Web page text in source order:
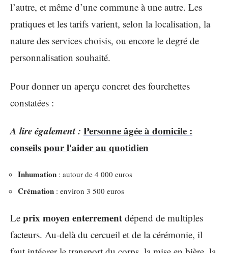
l’autre, et même d’une commune à une autre. Les
pratiques et les tarifs varient, selon la localisation, la
nature des services choisis, ou encore le degré de
personnalisation souhaité.
Pour donner un aperçu concret des fourchettes
constatées :
A lire également : Personne âgée à domicile :
conseils pour l'aider au quotidien
Inhumation : autour de 4 000 euros
Crémation : environ 3 500 euros
Le prix moyen enterrement dépend de multiples
facteurs. Au-delà du cercueil et de la cérémonie, il